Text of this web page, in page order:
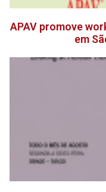
APAV promove
em